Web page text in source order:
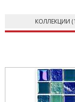
КОЛЛЕКЦИИ (